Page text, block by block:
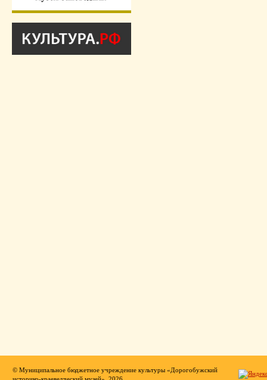
© Муниципальное бюджетное учреждение культуры «Дорогобужский